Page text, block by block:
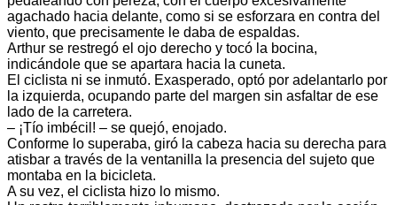
agachado hacia delante, como si se esforzara en contra del
viento, que precisamente le daba de espaldas.
Arthur se restregó el ojo derecho y tocó la bocina,
indicándole que se apartara hacia la cuneta.
El ciclista ni se inmutó. Exasperado, optó por adelantarlo por
la izquierda, ocupando parte del margen sin asfaltar de ese
lado de la carretera.
– ¡Tío imbécil! – se quejó, enojado.
Conforme lo superaba, giró la cabeza hacia su derecha para
atisbar a través de la ventanilla la presencia del sujeto que
montaba en la bicicleta.
A su vez, el ciclista hizo lo mismo.